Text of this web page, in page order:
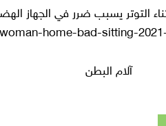
التوتر يسبب ضرر في الجهاز
آلام البطن